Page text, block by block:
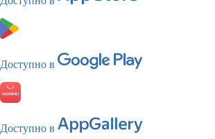
Доступно в
Доступно в